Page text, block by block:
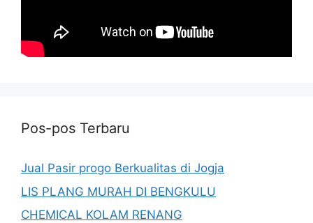
Pos-pos Terbaru
Jual Pasir progo Berkualitas di Jogja
LIS PLANG MURAH DI BENGKULU
CHEMICAL KOLAM RENANG